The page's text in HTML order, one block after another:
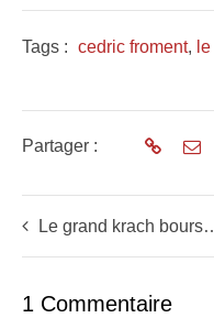
Tags : cedric froment,
Partager :
Le grand krach boursier du siècle a-t-il débuté ?
1 Commentaire